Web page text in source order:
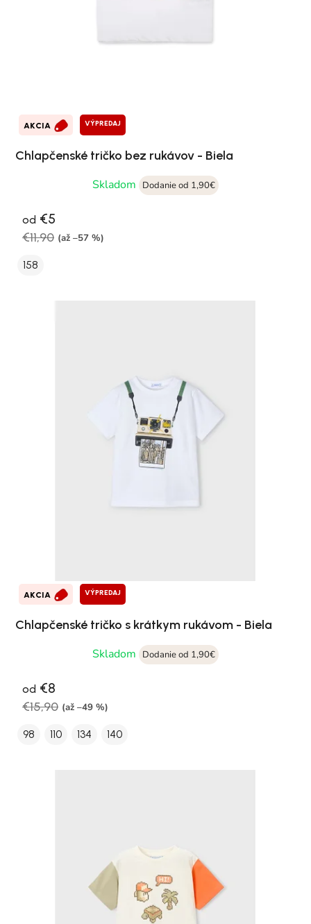
AKCIA VÝPREDAJ
Chlapčenské tričko bez rukávov - Biela
Skladom
Dodanie od 1,90€
od €5
€11,90 (až –57 %)
158
AKCIA VÝPREDAJ
Chlapčenské tričko s krátkym rukávom - Biela
Skladom
Dodanie od 1,90€
od €8
€15,90 (až –49 %)
98 110 134 140